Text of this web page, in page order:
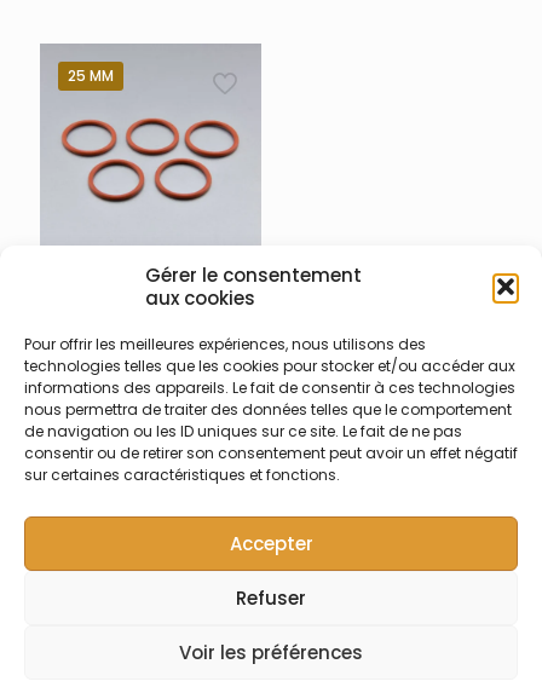
Gérer le consentement
aux cookies
Pour offrir les meilleures expériences, nous utilisons des
technologies telles que les cookies pour stocker et/ou accéder aux
informations des appareils. Le fait de consentir à ces technologies
nous permettra de traiter des données telles que le comportement
de navigation ou les ID uniques sur ce site. Le fait de ne pas
consentir ou de retirer son consentement peut avoir un effet négatif
sur certaines caractéristiques et fonctions.
Accepter
Refuser
Voir les préférences
25 MM
007-011-005 – Joints
Thermo
Joint annulaire bas pour
réacteur HPAR diamètre
externe 25 mm pour CHNOS
Flash EA Thermo